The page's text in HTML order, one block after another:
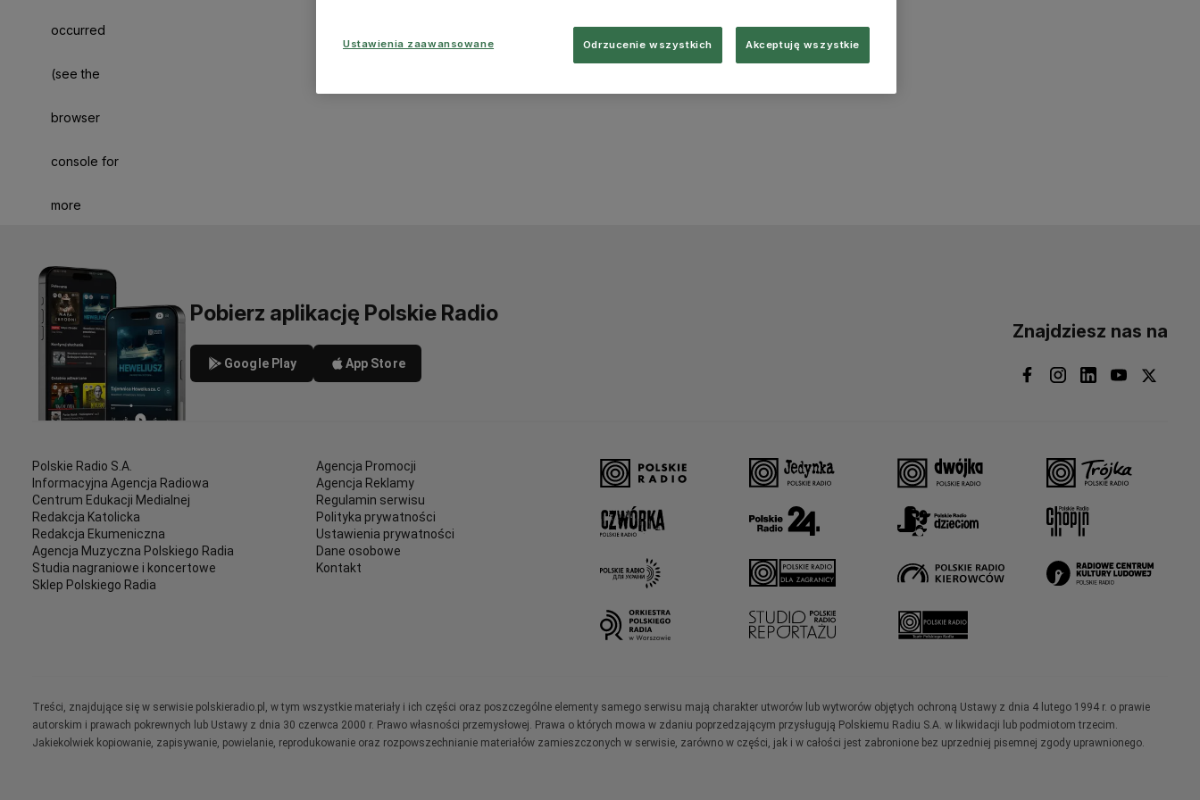
occurred
(see the
browser
console for
more
Pobierz aplikację Polskie Radio
Google Play App Store
Znajdziesz nas na
Polskie Radio S.A.
Informacyjna Agencja Radiowa
Centrum Edukacji Medialnej
Redakcja Katolicka
Redakcja Ekumeniczna
Agencja Muzyczna Polskiego Radia
Studia nagraniowe i koncertowe
Sklep Polskiego Radia
Agencja Promocji
Agencja Reklamy
Regulamin serwisu
Polityka prywatności
Ustawienia prywatności
Dane osobowe
Kontakt
Treści, znajdujące się w serwisie polskieradio.pl, w tym wszystkie materiały i ich części oraz poszczególne elementy samego serwisu mają charakter utworów lub wytworów objętych ochroną Ustawy z dnia 4 lutego 1994 r. o prawie
autorskim i prawach pokrewnych lub Ustawy z dnia 30 czerwca 2000 r. Prawo własności przemysłowej. Prawa o których mowa w zdaniu poprzedzającym przysługują Polskiemu Radiu S.A. w likwidacji lub podmiotom trzecim.
Jakiekolwiek kopiowanie, zapisywanie, powielanie, reprodukowanie oraz rozpowszechnianie materiałów zamieszczonych w serwisie, zarówno w części, jak i w całości jest zabronione bez uprzedniej pisemnej zgody uprawnionego.
Ustawienia zaawansowane Odrzucenie wszystkich Akceptuję wszystkie